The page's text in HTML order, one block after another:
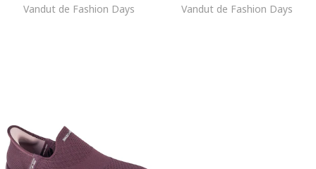
Vandut de Fashion Days Vandut de Fashion Days